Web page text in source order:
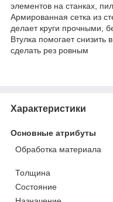
элементов на станках,
Армированная сетка из
делает круги прочными,
Втулка помогает
сделать рез ровным
Характеристики
Основные атрибуты
Обработка материала
Толщина
Состояние